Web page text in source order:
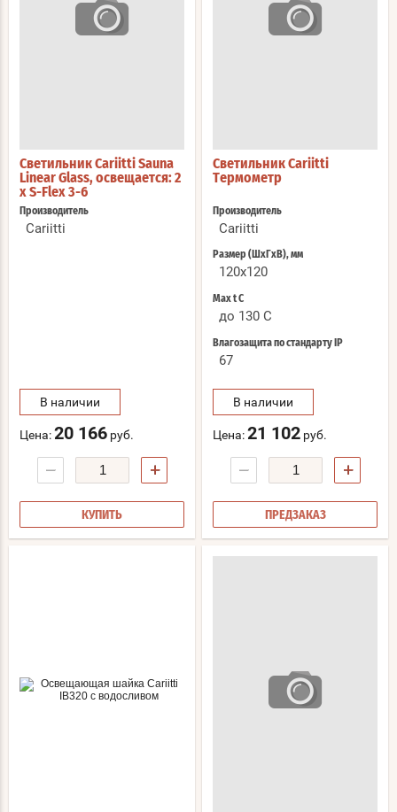
Светильник Cariitti Sauna
Linear Glass, освещается: 2
x S-Flex 3-6
Производитель
Cariitti
В наличии
Цена:20 166 руб.
− +
КУПИТЬ
Светильник Cariitti
Термометр
Производитель
Cariitti
Размер (ШхГхВ), мм
120x120
Max t С
до 130 C
Влагозащита по стандарту IP
67
В наличии
Цена:21 102 руб.
− +
ПРЕДЗАКАЗ